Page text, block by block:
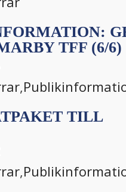
TFF (6/6)
,
TILL
,